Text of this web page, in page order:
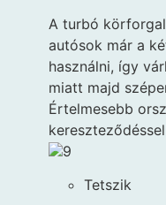
A turbó
autósok már a
használni, így
miatt majd
Értelmesebb
9
Tetszik